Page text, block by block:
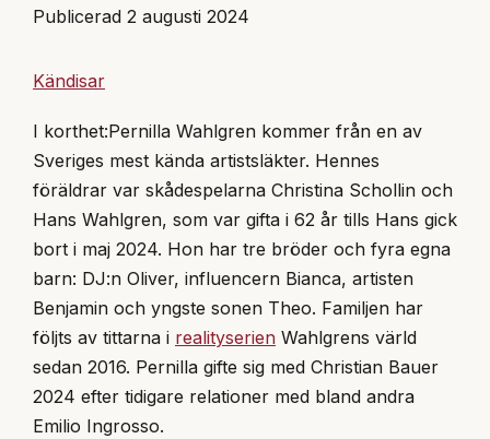
Publicerad 2 augusti 2024
Kändisar
I korthet:Pernilla Wahlgren kommer från en av
Sveriges mest kända artistsläkter. Hennes
föräldrar var skådespelarna Christina Schollin och
Hans Wahlgren, som var gifta i 62 år tills Hans gick
bort i maj 2024. Hon har tre bröder och fyra egna
barn: DJ:n Oliver, influencern Bianca, artisten
Benjamin och yngste sonen Theo. Familjen har
följts av tittarna i realityserien Wahlgrens värld
sedan 2016. Pernilla gifte sig med Christian Bauer
2024 efter tidigare relationer med bland andra
Emilio Ingrosso.